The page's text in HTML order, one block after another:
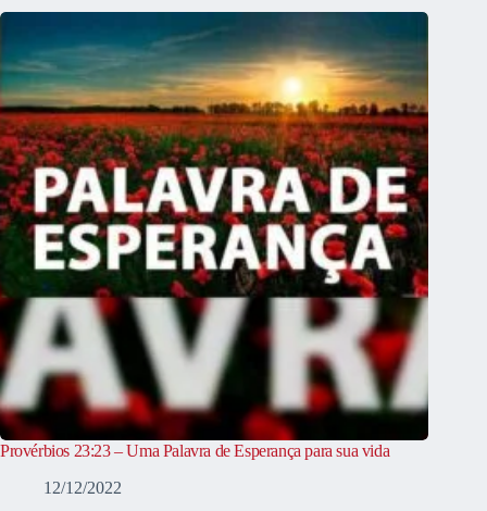
Provérbios 23:23 – Uma Palavra de Esperança para sua vida
12/12/2022